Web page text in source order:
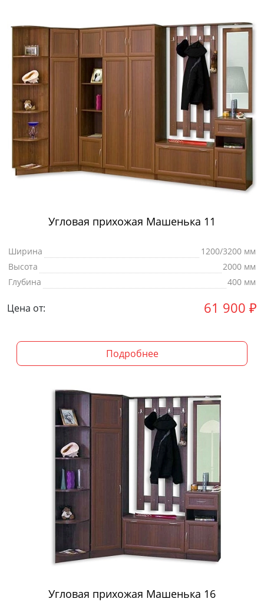
Угловая прихожая Машенька 11
Ширина
1200/3200 мм
Высота
2000 мм
Глубина
400 мм
Цена от: 61 900 ₽
Подробнее
Угловая прихожая Машенька 16